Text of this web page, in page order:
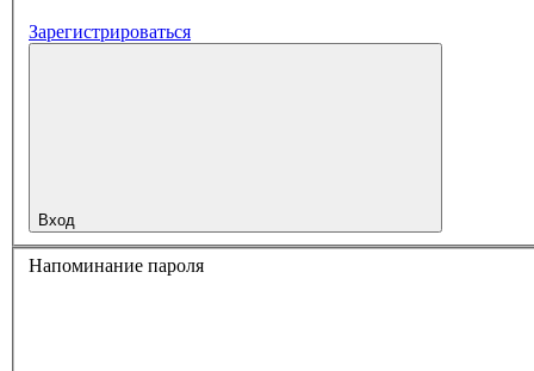
Зарегистрироваться
Вход
Напоминание пароля